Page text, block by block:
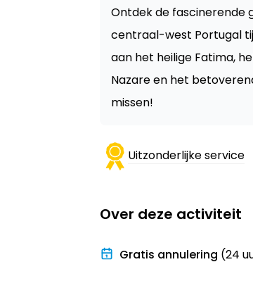
Ontdek de fascinerende
centraal-west Portugal
aan het heilige Fatima,
Nazare en het
missen!
Uitzonderlijke service
Over deze activiteit
Gratis annulering (24